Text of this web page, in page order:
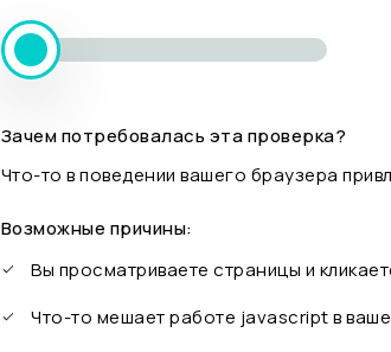
Зачем потребовалась эта проверка?
Что-то в поведении вашего браузера
Возможные причины:
Вы просматриваете страницы и
Что-то мешает работе javascript в